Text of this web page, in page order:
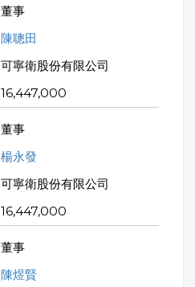
董事
陳聰田
可寧衛股份有限公司
16,447,000
董事
楊永發
可寧衛股份有限公司
16,447,000
董事
陳煜賢